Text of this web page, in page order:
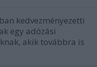
kedvezményezetti
egy adózási
akik továbbra is